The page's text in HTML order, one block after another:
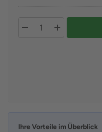
Ihre Vorteile im Überblick